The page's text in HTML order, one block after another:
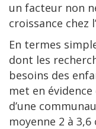
un facteur non
croissance chez
En termes
dont les
besoins des
met en évidence
d’une
moyenne 2 à